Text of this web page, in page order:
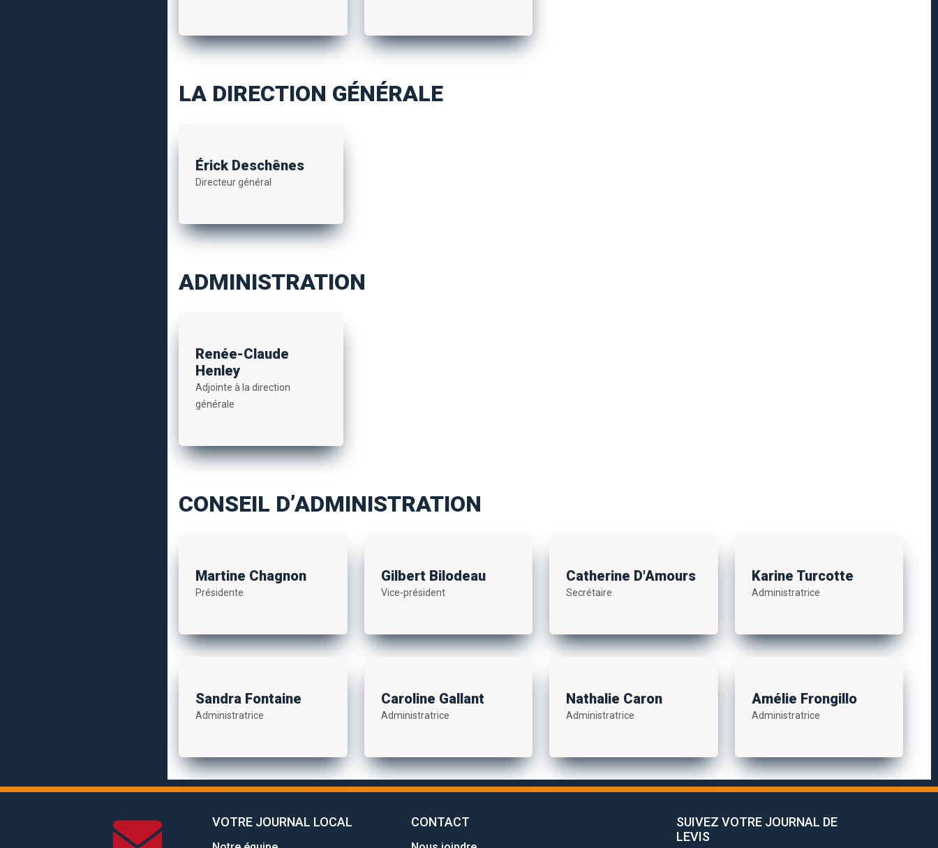
LA DIRECTION GÉNÉRALE
Érick Deschênes
Directeur général
ADMINISTRATION
Renée-Claude
Henley
Adjointe à la direction
générale
CONSEIL D’ADMINISTRATION
Martine Chagnon
Présidente
Gilbert Bilodeau
Vice-président
Catherine D'Amours
Secrétaire
Karine Turcotte
Administratrice
Sandra Fontaine
Administratrice
Caroline Gallant
Administratrice
Nathalie Caron
Administratrice
Amélie Frongillo
Administratrice
VOTRE JOURNAL LOCAL CONTACT
SUIVEZ VOTRE JOURNAL DE
LEVIS